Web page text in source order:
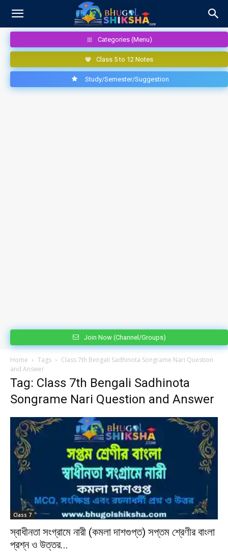
Categories (Menu)
Class 5 to 12 Notes
Study/Semester/Suggestion
Join Now (Channel/Groups)
Home Tags
Class 7th Bengali Sadhinota Songrame Nari Question
and Answer
Tag: Class 7th Bengali Sadhinota
Songrame Nari Question and Answer
Class 7
স্বাধীনতা সংগ্রামে নারী (কমলা দাশগুপ্ত) সপ্তম শ্রেণীর বাংলা
প্রশ্ন ও উত্তর...